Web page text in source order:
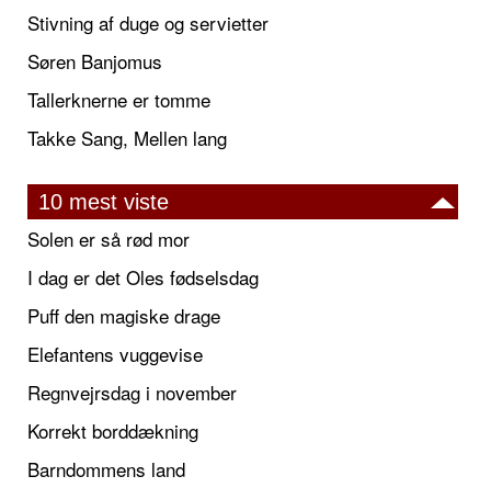
Stivning af duge og servietter
Søren Banjomus
Tallerknerne er tomme
Takke Sang, Mellen lang
10 mest viste
Solen er så rød mor
I dag er det Oles fødselsdag
Puff den magiske drage
Elefantens vuggevise
Regnvejrsdag i november
Korrekt borddækning
Barndommens land